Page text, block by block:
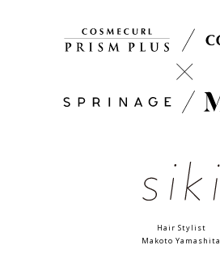
Hair Stylist
Makoto Yamashita